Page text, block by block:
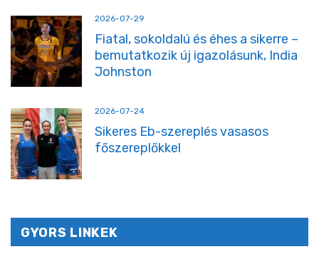
2026-07-29
Fiatal, sokoldalú és éhes a sikerre –
bemutatkozik új igazolásunk, India
Johnston
2026-07-24
Sikeres Eb-szereplés vasasos
főszereplőkkel
GYORS LINKEK